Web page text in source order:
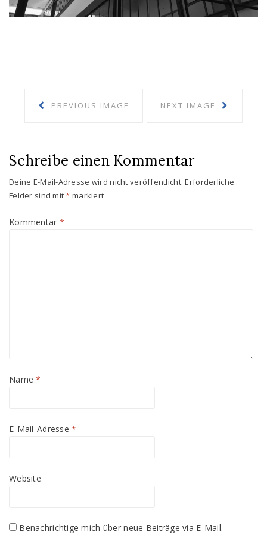
PREVIOUS IMAGE NEXT IMAGE
Schreibe einen Kommentar
Deine E-Mail-Adresse wird nicht veröffentlicht. Erforderliche
Felder sind mit* markiert
Kommentar *
Name*
E-Mail-Adresse*
Website
Benachrichtige mich über neue Beiträge via E-Mail.